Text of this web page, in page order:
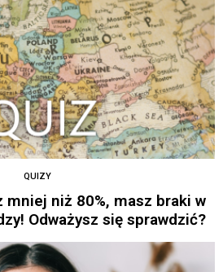
QUIZY
niż 80%, masz braki w
Odważysz się sprawdzić?